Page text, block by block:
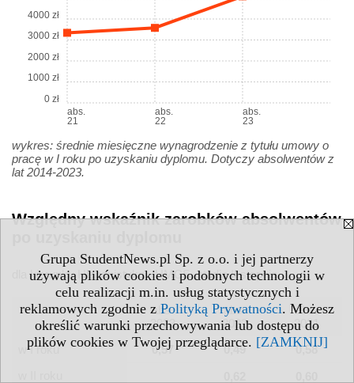
Grupa StudentNews.pl Sp. z o.o. i jej partnerzy
używają plików cookies i podobnych technologii w
celu realizacji m.in. usług statystycznych i
reklamowych zgodnie z Polityką Prywatności. Możesz
określić warunki przechowywania lub dostępu do
plików cookies w Twojej przeglądarce. [ZAMKNIJ]
abs.
21
abs.
22
abs.
23
0 zł
1000 zł
2000 zł
3000 zł
4000 zł
wykres: średnie miesięczne wynagrodzenie z tytułu umowy o
pracę w I roku po uzyskaniu dyplomu. Dotyczy absolwentów z
lat 2014-2023.
Względny wskaźnik zarobków absolwentów
dla kierunku Hispanistyka - UMCS, studia II stopnia
abs.
2023
abs.
2022
abs.
2021
w I roku
0,57 0,49
0,58